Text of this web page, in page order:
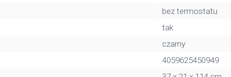
bez termostatu
tak
czarny
4059625450949